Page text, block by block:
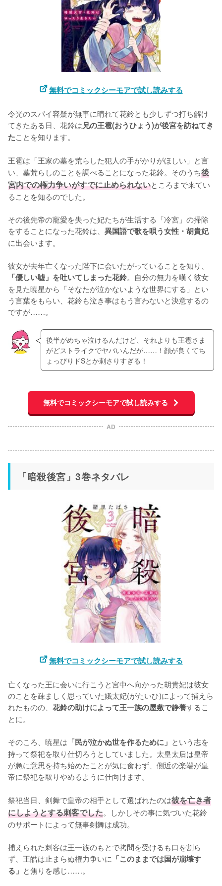
無料でコミックシーモアで試し読みする
令光のスパイ容疑が無事に晴れて花鈴とも少しずつ打ち解け
てきたある日、花鈴は兄の王雹(おうひょう)が後宮を訪ねてき
たことを知ります。
王雹は「王家の墓を荒らした犯人の手がかりがほしい」と言
い、墓荒らしのことを調べることになった花鈴。そのうち後
宮内での権力争いがすでに止められないところまで来てい
ることを知るのでした。
その後先帝の寵愛を失った妃たちが生活する「冷宮」の掃除
をすることになった花鈴は、 異国語で歌を唄う女性・胡貴妃
に出会います。
彼女が去年亡くなった陛下に会いたがっていることを知り、
「優しい嘘」を吐いてしまった花鈴。自分の無力を嘆く彼女
を見た暁星から「そなたが泣かないような世界にする」とい
う言葉をもらい、花鈴も泣き事はもう言わないと決意するの
ですが……。
後半がめちゃ泣けるんだけど、それよりも王雹さま
がどストライクでヤバいんだが……！顔が良くてち
ょっぴりドSとか刺さりすぎる！
無料でコミックシーモアで試し読みする
AD
「暗殺後宮」3巻ネタバレ
無料でコミックシーモアで試し読みする
亡くなった王に会いに行こうと宮中へ向かった胡貴妃は彼女
のことを疎ましく思っていた娥太妃(がたいひ)によって捕えら
れたものの、 花鈴の助けによって王一族の屋敷で静養するこ
とに。
そのころ、暁星は 「民が泣かぬ世を作るために」 という志を
持って祭祀を取り仕切ろうとしていました。太皇太后は皇帝
が急に意思を持ち始めたことが気に食わず、側近の楽端が皇
帝に祭祀を取りやめるように仕向けます。
祭祀当日、剣舞で皇帝の相手として選ばれたのは彼を亡き者
にしようとする刺客でした。しかしその事に気づいた花鈴
のサポートによって無事剣舞は成功。
捕えられた刺客は王一族のもとで拷問を受けるも口を割ら
ず、王皓は止まらぬ権力争いに 「このままでは国が崩壊す
る」 と焦りを感じ……。